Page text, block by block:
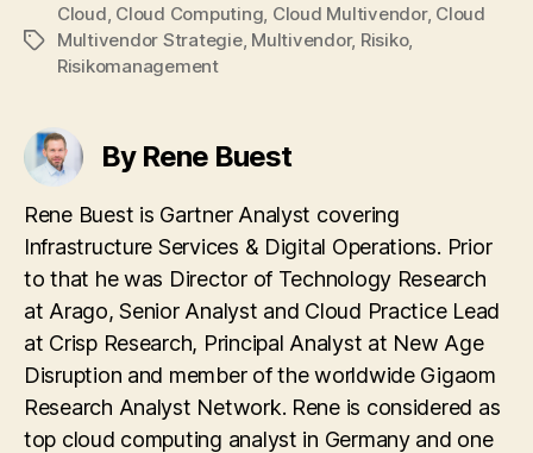
Tags
Cloud Cloud Computing Cloud Multivendor, Cloud
Multivendor Strategie, Multivendor, Risiko,
Risikomanagement
By Rene Buest
Rene Buest is Gartner Analyst covering
Infrastructure Services & Digital Operations. Prior
to that he was Director of Technology Research
at Arago, Senior Analyst and Cloud Practice Lead
at Crisp Research, Principal Analyst at New Age
Disruption and member of the worldwide Gigaom
Research Analyst Network. Rene is considered as
top cloud computing analyst in Germany and one